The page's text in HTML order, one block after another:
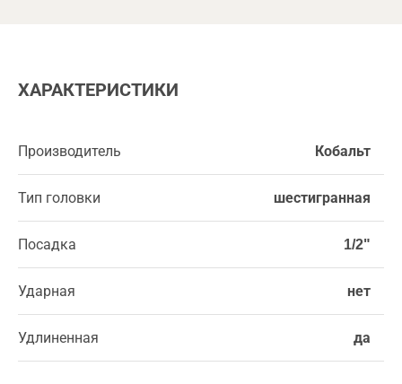
ХАРАКТЕРИСТИКИ
Производитель Кобальт
Тип головки шестигранная
Посадка 1/2"
Ударная нет
Удлиненная да